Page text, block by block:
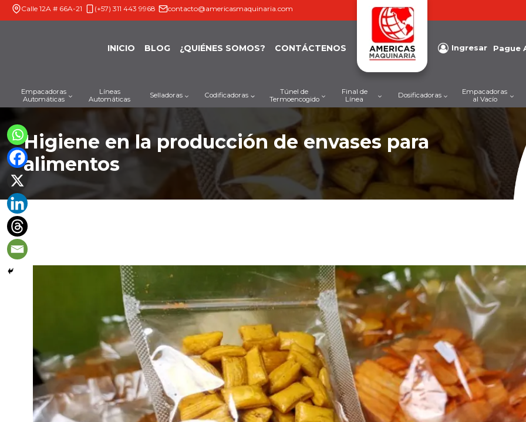
Saltar
al
Calle 12A # 66A-21 (+57) 311 443 9968 contacto@americasmaquinaria.com
INICIO BLOG ¿QUIÉNES SOMOS? CONTÁCTENOS Ingresar Pague
Empacadoras
Automáticas
Líneas
Automáticas
Selladoras Codificadoras
Túnel de
Termoencogido
Final de
Línea
Dosificadoras
Empacadoras
al Vacío
Higiene en la producción de envases para
alimentos